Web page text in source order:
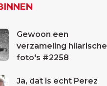
Gewoon een
verzameling hilarische
foto's #2258
Ja, dat is echt Perez